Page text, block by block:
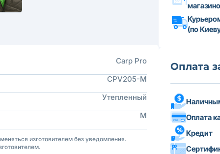
Carp Pro
CPV205-M
Утепленный
M
изготовителем без уведомления.
(по
Оплата
Оплата
Кредит